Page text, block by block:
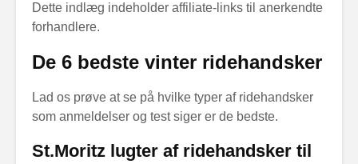
Dette indlæg indeholder affiliate-links til anerkendte
forhandlere.
De 6 bedste vinter ridehandsker
Lad os prøve at se på hvilke typer af ridehandsker
som anmeldelser og test siger er de bedste.
St.Moritz lugter af ridehandsker til